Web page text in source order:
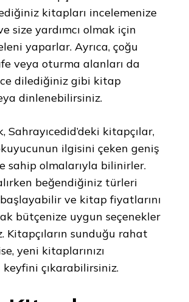
kitapları incelemenize
size yardımcı olmak için
yaparlar. Ayrıca, çoğu
veya oturma alanları da
dilediğiniz gibi kitap
dinlenebilirsiniz.
Sahrayıcedid’deki kitapçılar,
ilgisini çeken geniş
sahip olmalarıyla bilinirler.
beğendiğiniz türleri
ve kitap fiyatlarını
bütçenize uygun seçenekler
Kitapçıların sunduğu rahat
yeni kitaplarınızı
çıkarabilirsiniz.